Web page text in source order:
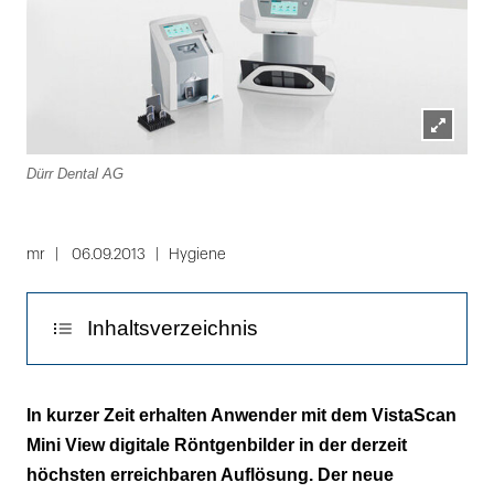
Lightbox
Dürr Dental AG
mr 06.09.2013 Hygiene
Inhaltsverzeichnis
Touch-Display-Bedienung per Hand oder
Eingabestift
In kurzer Zeit erhalten Anwender mit dem VistaScan
Mini View digitale Röntgenbilder in der derzeit
höchsten erreichbaren Auflösung. Der neue